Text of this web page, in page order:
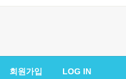
회원가입 LOG IN